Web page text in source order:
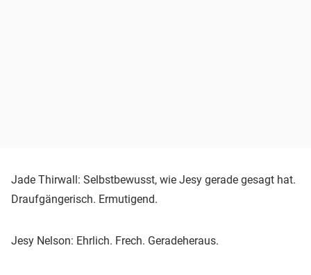
Jade Thirwall: Selbstbewusst, wie Jesy gerade gesagt hat.
Draufgängerisch. Ermutigend.
Jesy Nelson: Ehrlich. Frech. Geradeheraus.